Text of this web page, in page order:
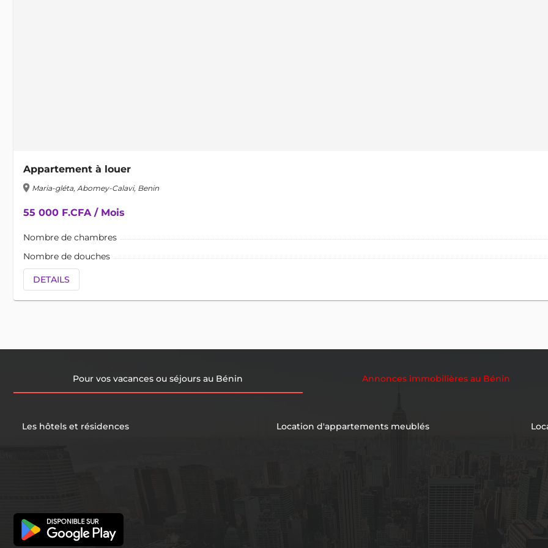
Appartement à louer
location_on Maria-gléta, Abomey-Calavi, Benin
55 000 F.CFA / Mois
Nombre de chambres
Nombre de douches
DETAILS
Pour vos vacances ou séjours au Bénin Annonces immobilières au Bénin
Les hôtels et résidences Location d'appartements meublés